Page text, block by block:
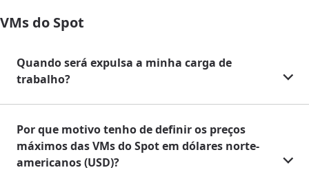
VMs do Spot
Quando será expulsa a minha carga de
trabalho?
Por que motivo tenho de definir os preços
máximos das VMs do Spot em dólares norte-
americanos (USD)?